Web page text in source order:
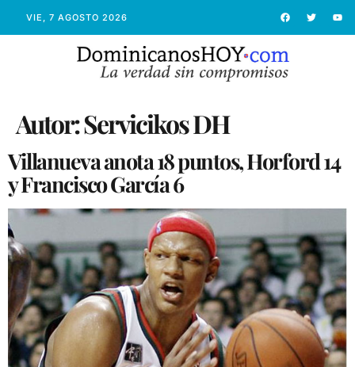
VIE, 7 AGOSTO 2026
Autor:Servicikos DH
Villanueva anota 18 puntos, Horford 14
y Francisco García 6